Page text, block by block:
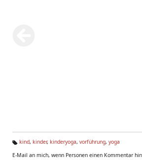
g
kind, kinder, kinderyoga, vorführung, yoga
E-Mail an mich, wenn Personen einen Kommentar